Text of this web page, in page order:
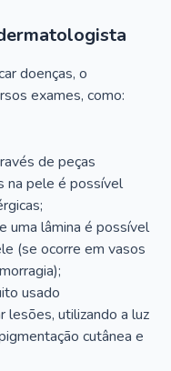
doenças, o
exames, como:
de peças
na pele é possível
uma lâmina é possível
(se ocorre em vasos
usado
lesões, utilizando a luz
cutânea e